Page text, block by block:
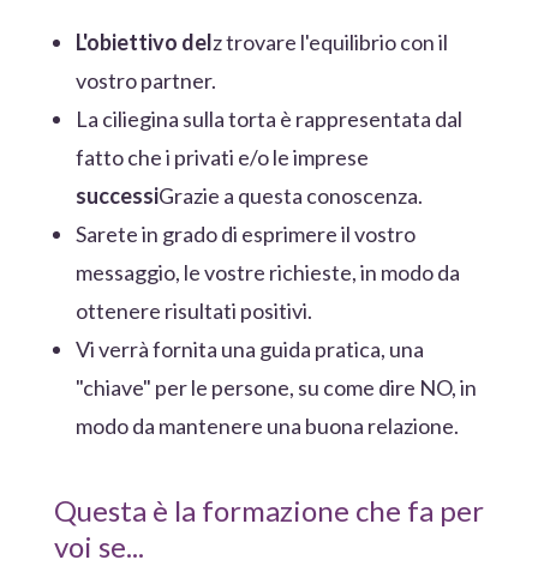
L'obiettivo delz trovare l'equilibrio con il
vostro partner.
La ciliegina sulla torta è rappresentata dal
fatto che i privati e/o le imprese
successiGrazie a questa conoscenza.
Sarete in grado di esprimere il vostro
messaggio, le vostre richieste, in modo da
ottenere risultati positivi.
Vi verrà fornita una guida pratica, una
"chiave" per le persone, su come dire NO, in
modo da mantenere una buona relazione.
Questa è la formazione che fa per
voi se...